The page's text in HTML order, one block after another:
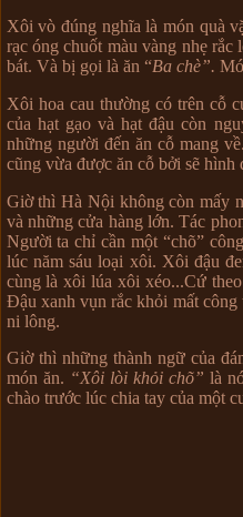
Xôi vò đúng nghĩa là món quà
rạc óng chuốt màu vàng nhẹ
bát. Và bị gọi là ăn “Ba chè”.
Xôi hoa cau thường có trên cỗ
của hạt gạo và hạt đậu còn
những người đến ăn cỗ mang
cũng vừa được ăn cỗ bởi sẽ
Giờ thì Hà Nội không còn mấy
và những cửa hàng lớn. Tác
Người ta chỉ cần một “chõ”
lúc năm sáu loại xôi. Xôi đậu
cùng là xôi lúa xôi xéo...Cứ
Đậu xanh vụn rắc khỏi mất
ni lông.
Giờ thì những thành ngữ của
món ăn. “Xôi lòi khỏi chõ”là
chào trước lúc chia tay của một